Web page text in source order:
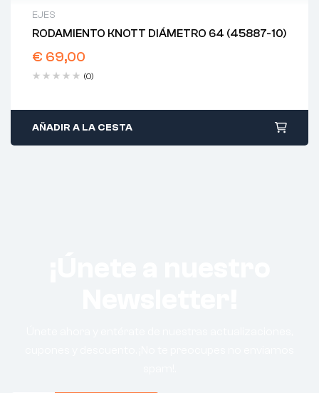
EJES
RODAMIENTO KNOTT DIÁMETRO 64 (45887-10)
€ 69,00
(0)
AÑADIR A LA CESTA